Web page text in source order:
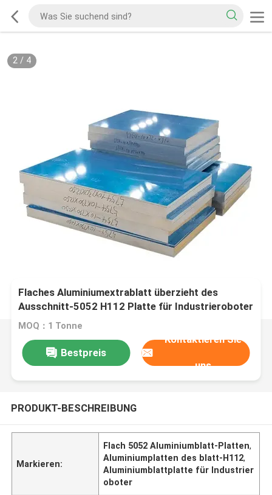
2/ 4
Flaches Aluminiumextrablatt überzieht des
Ausschnitt-5052 H112 Platte für Industrieroboter
MOQ：1 Tonne
Bestpreis
Kontaktieren Sie
uns
PRODUKT-BESCHREIBUNG
Markieren:
Flach 5052 Aluminiumblatt-Platten,
Aluminiumplatten des blatt-H112,
Aluminiumblattplatte für Industrier
oboter